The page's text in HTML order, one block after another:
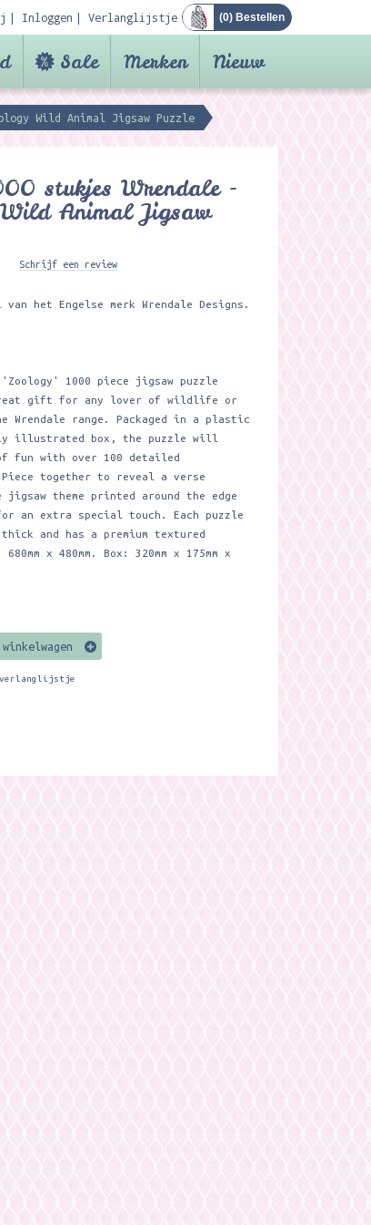
Inloggen Verlanglijstje (0) Bestellen
Sale Merken Nieuw
Wild Animal Jigsaw Puzzle
stukjes Wrendale -
Animal Jigsaw
Schrijf een review
van het Engelse merk Wrendale Designs.
1000 piece jigsaw puzzle
great gift for any lover of wildlife or
Wrendale range. Packaged in a plastic
illustrated box, the puzzle will
fun with over 100 detailed
together to reveal a verse
theme printed around the edge
an extra special touch. Each puzzle
and has a premium textured
x 480mm. Box: 320mm x 175mm x
verlanglijstje